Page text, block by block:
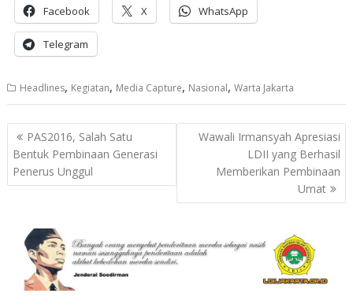
Facebook X WhatsApp
Telegram
Headlines, Kegiatan, Media Capture, Nasional,Warta Jakarta
Post
navigation
PAS2016, Salah Satu
Bentuk Pembinaan Generasi
Penerus Unggul
Wawali Irmansyah Apresiasi
LDII yang Berhasil
Memberikan Pembinaan
Umat